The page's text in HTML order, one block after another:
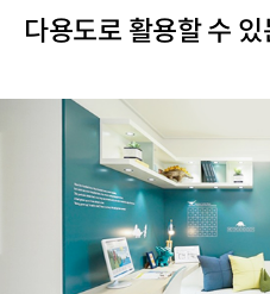
다용도로 활용할 수